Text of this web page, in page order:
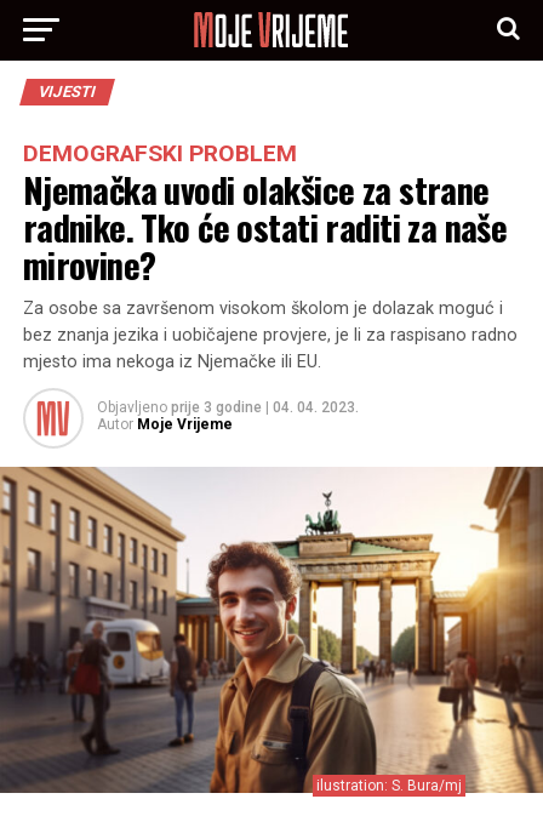
VIJESTI
DEMOGRAFSKI PROBLEM
Njemačka uvodi olakšice za strane
radnike. Tko će ostati raditi za naše
mirovine?
Za osobe sa završenom visokom školom je dolazak moguć i
bez znanja jezika i uobičajene provjere, je li za raspisano radno
mjesto ima nekoga iz Njemačke ili EU.
Objavljeno prije 3 godine
04. 04. 2023.
Autor Moje Vrijeme
ilustration: S. Bura/mj